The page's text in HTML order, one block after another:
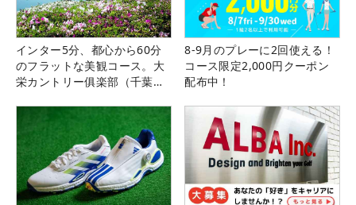
インター5分、都心から60分
のフラットな美観コース。大
栄カントリー俱楽部（千葉
8-9月のプレーに2回使える！
コース限定2,000円クーポン
配布中！